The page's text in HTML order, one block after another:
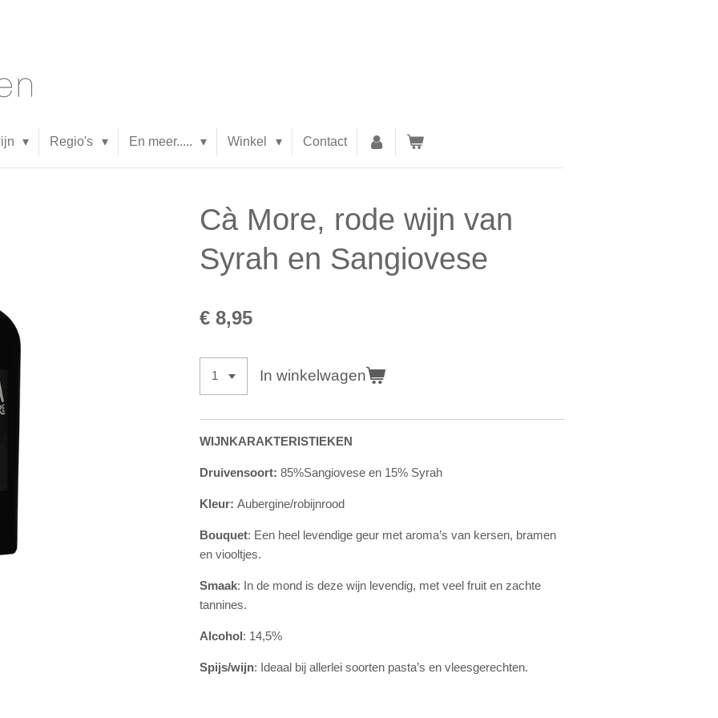
Regio's En meer..... Winkel Contact
Cà More, rode wijn van
Syrah en Sangiovese
€ 8,95
In winkelwagen
WIJNKARAKTERISTIEKEN
Druivensoort: 85%Sangiovese en 15% Syrah
Kleur: Aubergine/robijnrood
Bouquet: Een heel levendige geur met aroma’s van kersen, bramen
en viooltjes.
Smaak: In de mond is deze wijn levendig, met veel fruit en zachte
tannines.
Alcohol: 14,5%
Spijs/wijn: Ideaal bij allerlei soorten pasta’s en vleesgerechten.